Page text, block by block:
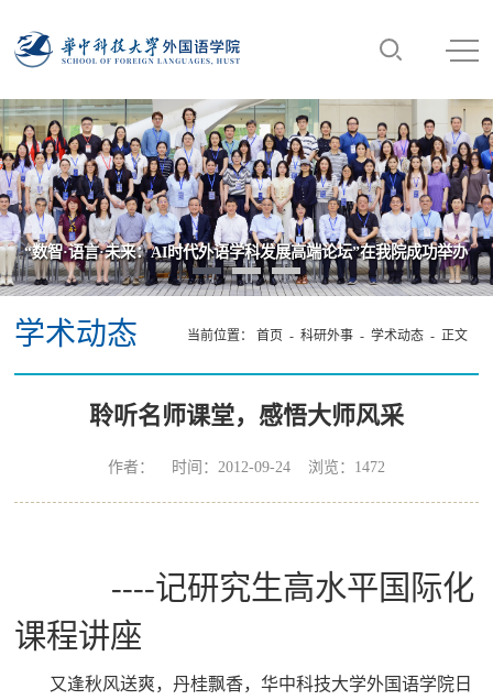
“数智·语言·未来：AI时代外语学科发展高端论坛”在我院成功举办
学术动态 当前位置： 首页 - 科研外事- 学术动态- 正文
聆听名师课堂，感悟大师风采
作者： 时间：2012-09-24 浏览： 1472
----记研究生高水平国际化
课程讲座
又逢秋风送爽，丹桂飘香，华中科技大学外国语学院日